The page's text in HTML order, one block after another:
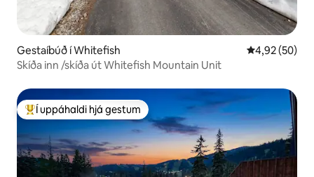
Gestaíbúð í Whitefish 4,92 af 5 í
4,92 (50)
Skíða inn /skíða út Whitefish Mountain Unit
Í mestu uppáhaldi hjá gestum
Í uppáhaldi hjá gestum